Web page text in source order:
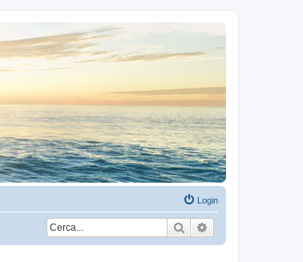
Login
Cerca